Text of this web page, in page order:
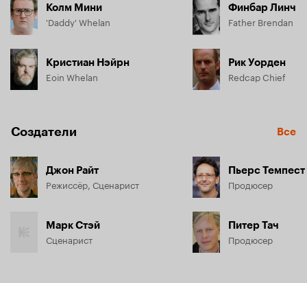
Колм Мини
'Daddy' Whelan
Кристиан Нэйрн
Eoin Whelan
Финбар Линч
Father Brendan
Рик Уорден
Redcap Chief
Создатели Все
Джон Райт
Режиссёр, Сценарист
Марк Стэй
Сценарист
Пьерс Темпест
Продюсер
Питер Тач
Продюсер